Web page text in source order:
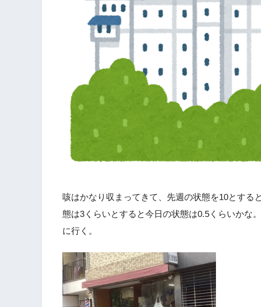
咳はかなり収まってきて、先週の状態を10とする
態は3くらいとすると今日の状態は0.5くらいかな
に行く。